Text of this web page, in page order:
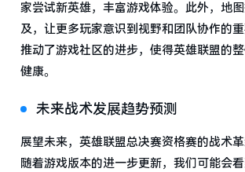
家尝试新英雄，丰富游戏体验。此外，地
及，让更多玩家意识到视野和团队协作的
推动了游戏社区的进步，使得英雄联盟的
健康。
未来战术发展趋势预测
展望未来，英雄联盟总决赛资格赛的战术革
随着游戏版本的进一步更新，我们可能会